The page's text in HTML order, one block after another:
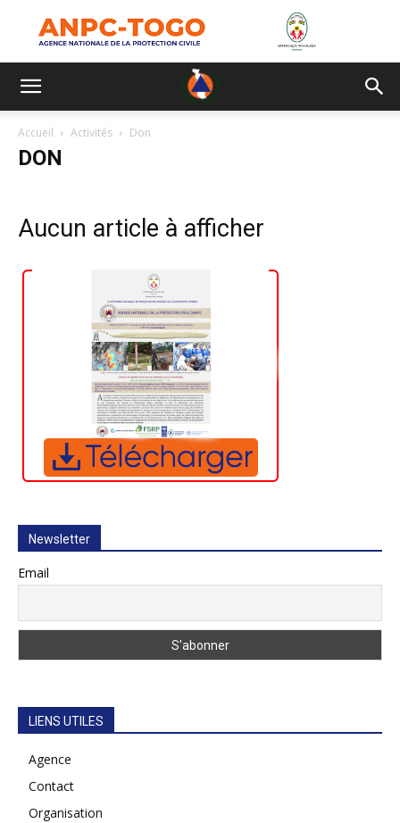
Accueil Activités Don
DON
Aucun article à afficher
Newsletter
Email
LIENS UTILES
Agence
Contact
Organisation